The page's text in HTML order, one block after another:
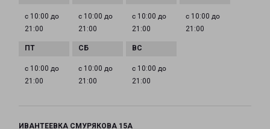
с 10:00 до
21:00
с 10:00 до
21:00
с 10:00 до
21:00
с 10:00 до
21:00
с 10:00 до
21:00
с 10:00 до
21:00
с 10:00 до
21:00
ИВАНТЕЕВКА СМУРЯКОВА 15А